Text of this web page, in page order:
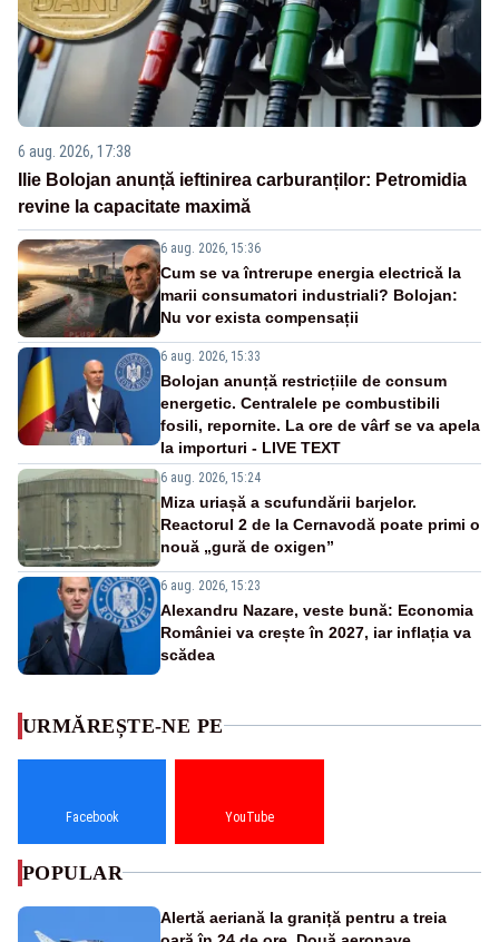
6 aug. 2026, 17:38
Ilie Bolojan anunță ieftinirea carburanților: Petromidia
revine la capacitate maximă
6 aug. 2026, 15:36
Cum se va întrerupe energia electrică la
marii consumatori industriali? Bolojan:
Nu vor exista compensații
6 aug. 2026, 15:33
Bolojan anunță restricțiile de consum
energetic. Centralele pe combustibili
fosili, repornite. La ore de vârf se va apela
la importuri - LIVE TEXT
6 aug. 2026, 15:24
Miza uriașă a scufundării barjelor.
Reactorul 2 de la Cernavodă poate primi o
nouă „gură de oxigen”
6 aug. 2026, 15:23
Alexandru Nazare, veste bună: Economia
României va crește în 2027, iar inflația va
scădea
URMĂREȘTE-NE PE
Facebook YouTube
POPULAR
Alertă aeriană la graniță pentru a treia